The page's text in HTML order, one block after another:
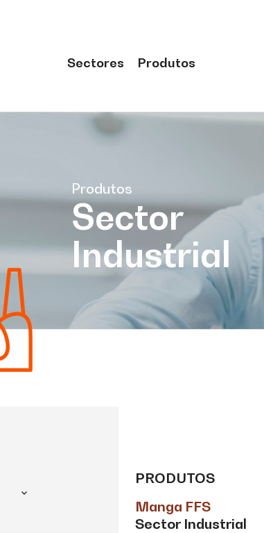
Sectores Produtos
Produtos
Sector
Industrial
PRODUTOS
Manga FFS
Sector Industrial